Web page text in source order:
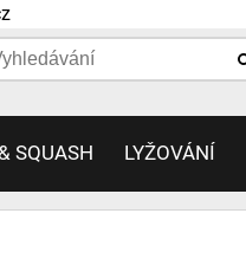
SQUASH LYŽOVÁNÍ